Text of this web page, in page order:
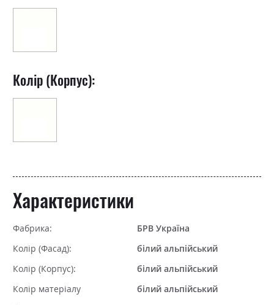
Колір (Корпус):
Характеристики
Фабрика:
БРВ Україна
Колір (Фасад):
білий альпійський
Колір (Корпус):
білий альпійський
Колір матеріалу
білий альпійський